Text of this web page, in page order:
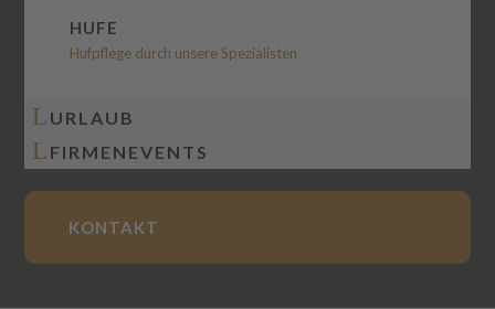
HUFE
Hufpflege durch unsere Spezialisten
L URLAUB
L FIRMENEVENTS
KONTAKT